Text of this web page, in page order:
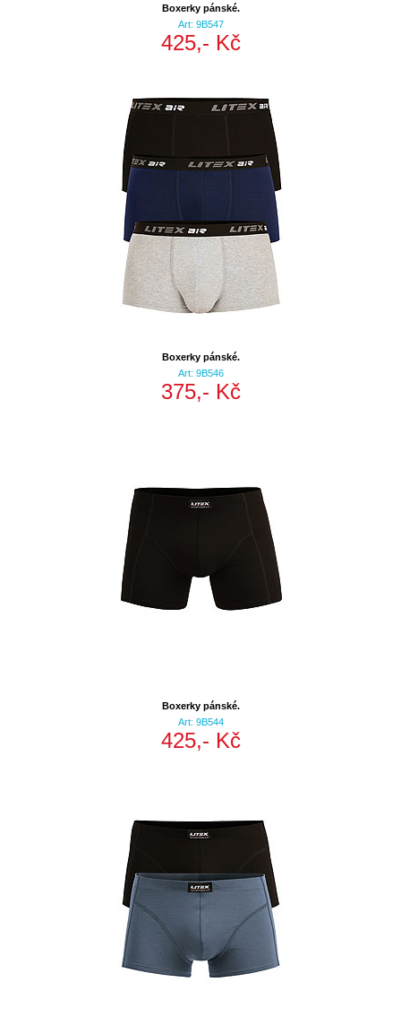
Boxerky pánské.
Art: 9B547
425,- Kč
Boxerky pánské.
Art: 9B546
375,- Kč
Boxerky pánské.
Art: 9B544
425,- Kč